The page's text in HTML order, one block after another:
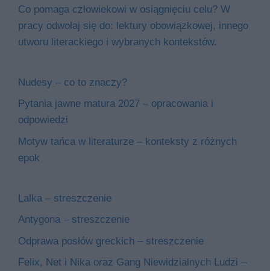
Co pomaga człowiekowi w osiągnięciu celu? W
pracy odwołaj się do: lektury obowiązkowej, innego
utworu literackiego i wybranych kontekstów.
Nudesy – co to znaczy?
Pytania jawne matura 2027 – opracowania i
odpowiedzi
Motyw tańca w literaturze – konteksty z różnych
epok
Lalka – streszczenie
Antygona – streszczenie
Odprawa posłów greckich – streszczenie
Felix, Net i Nika oraz Gang Niewidzialnych Ludzi –